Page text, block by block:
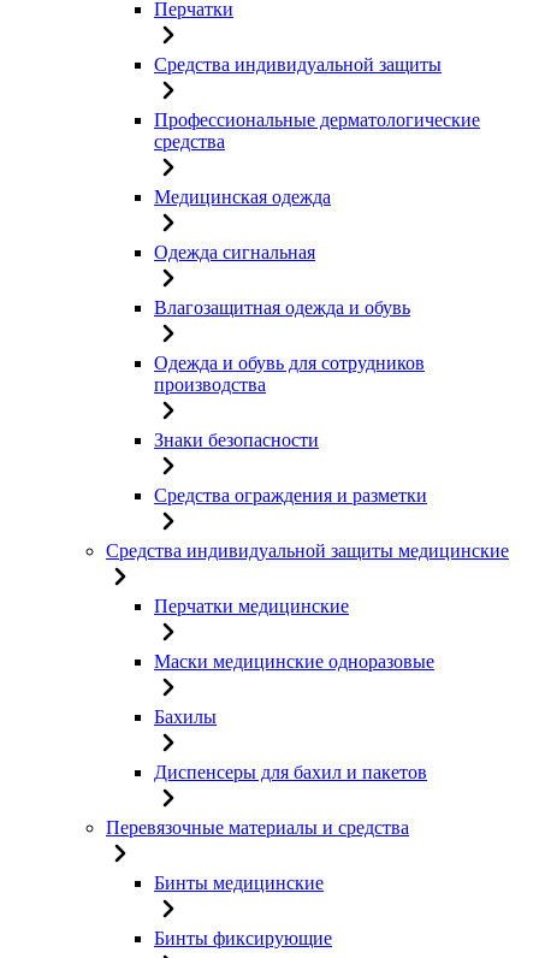
Перчатки
Средства индивидуальной защиты
Профессиональные дерматологические
средства
Медицинская одежда
Одежда сигнальная
Влагозащитная одежда и обувь
Одежда и обувь для сотрудников
производства
Знаки безопасности
Средства ограждения и разметки
Средства индивидуальной защиты медицинские
Перчатки медицинские
Маски медицинские одноразовые
Бахилы
Диспенсеры для бахил и пакетов
Перевязочные материалы и средства
Бинты медицинские
Бинты фиксирующие